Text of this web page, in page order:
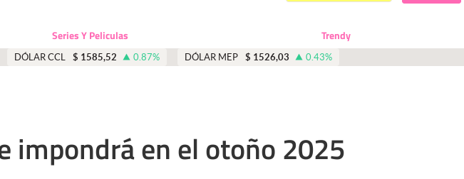
Series Y Peliculas Trendy
DÓLAR CCL $ 1585,52 0.87% DÓLAR MEP $ 1526,03 0.43%
impondrá en el otoño 2025